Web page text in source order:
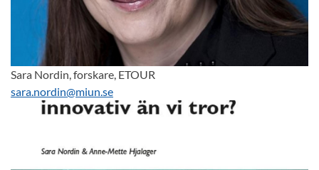
Sara Nordin, forskare, ETOUR
sara.nordin@miun.se